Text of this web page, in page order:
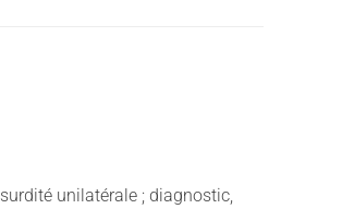
unilatérale ; diagnostic,